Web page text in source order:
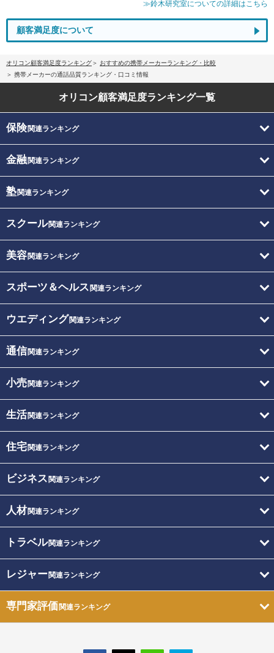
≫鈴木研究室についての詳細はこちら
顧客満足度について
オリコン顧客満足度ランキング
おすすめの携帯メーカーランキング・比較
携帯メーカーの通話品質ランキング・口コミ情報
オリコン顧客満足度ランキング一覧
保険関連ランキング
金融関連ランキング
塾関連ランキング
スクール関連ランキング
美容関連ランキング
スポーツ＆ヘルス 関連ランキング
ウエディング関連ランキング
通信関連ランキング
小売関連ランキング
生活関連ランキング
住宅関連ランキング
ビジネス 関連ランキング
人材関連ランキング
トラベル関連ランキング
レジャー関連ランキング
専門家評価関連ランキング